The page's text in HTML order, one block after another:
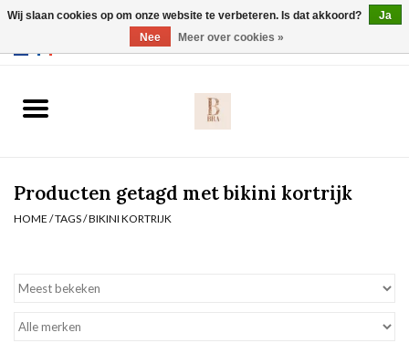
Slip
Nachtmode
Producten getagd met bikini kortrijk
HOME /TAGS/BIKINI KORTRIJK
Wij slaan cookies op om onze website te verbeteren. Is dat akkoord?
Ja
Nee
Meer over cookies »
Webshop werkt met EU maten. .